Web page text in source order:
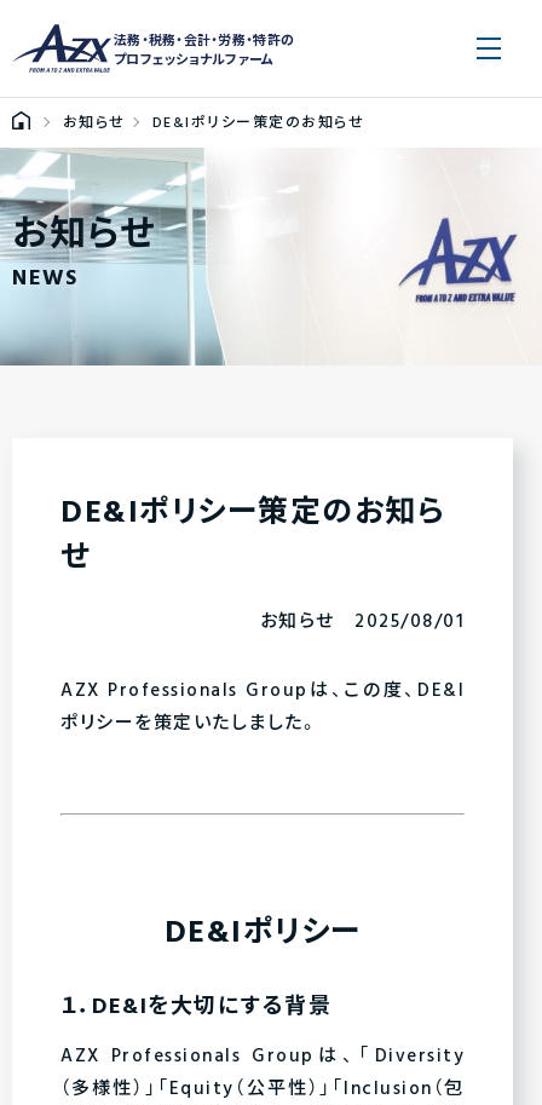
法務・税務・会計・労務・特許の
プロフェッショナルファーム
お知らせ DE&Iポリシー策定のお知らせ
お知らせ
NEWS
DE&Iポリシー策定のお知ら
せ
お知らせ 2025/08/01
AZX Professionals Groupは、この度、 DE&I
ポリシーを策定いたしました。
DE&Iポリシー
１．DE&Iを大切にする背景
AZX Professionals Groupは、「Diversity
（多様性）」「Equity（公平性）」「Inclusion（包